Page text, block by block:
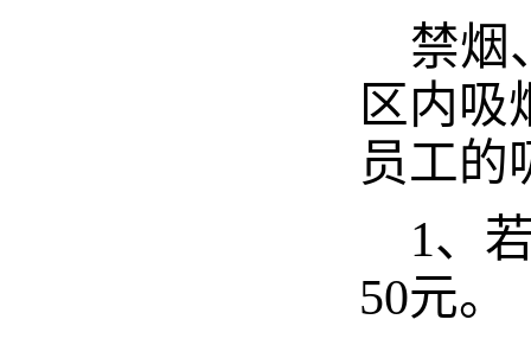
禁烟
区内吸
员工的
1、
50元。